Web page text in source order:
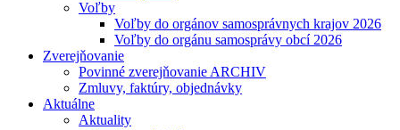
Voľby
Voľby do orgánov samosprávnych krajov 2026
Voľby do orgánu samosprávy obcí 2026
Zverejňovanie
Povinné zverejňovanie ARCHIV
Zmluvy, faktúry, objednávky
Aktuálne
Aktuality